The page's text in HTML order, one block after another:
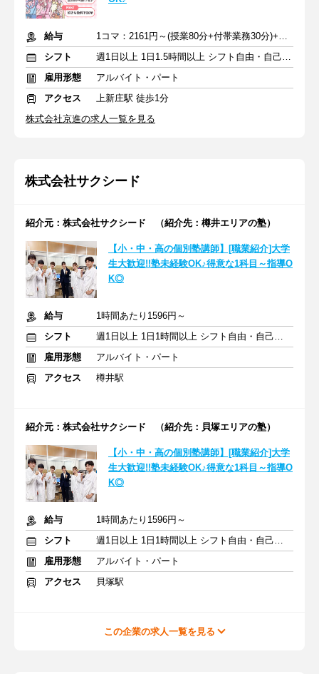
給与
1コマ：2161円～(授業80分+付帯業務30分)+交通費支給
シフト
週1日以上 1日1.5時間以上 シフト自由・自己申告
雇用形態
アルバイト・パート
アクセス
上新庄駅 徒歩1分
株式会社京進の求人一覧を見る
株式会社サクシード
紹介元：株式会社サクシード （紹介先：樽井エリアの塾）
【小・中・高の個別塾講師】[職業紹介]大学
生大歓迎!!塾未経験OK♪得意な1科目～指導O
K◎
給与
1時間あたり1596円～
シフト
週1日以上 1日1時間以上 シフト自由・自己申告
雇用形態
アルバイト・パート
アクセス
樽井駅
紹介元：株式会社サクシード （紹介先：貝塚エリアの塾）
【小・中・高の個別塾講師】[職業紹介]大学
生大歓迎!!塾未経験OK♪得意な1科目～指導O
K◎
給与
1時間あたり1596円～
シフト
週1日以上 1日1時間以上 シフト自由・自己申告
雇用形態
アルバイト・パート
アクセス
貝塚駅
この企業の求人一覧を見る